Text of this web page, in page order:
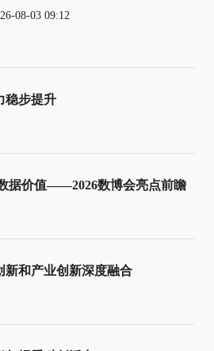
08-03 09:12
稳步提升
据价值——2026数博会亮点前瞻
新和产业创新深度融合